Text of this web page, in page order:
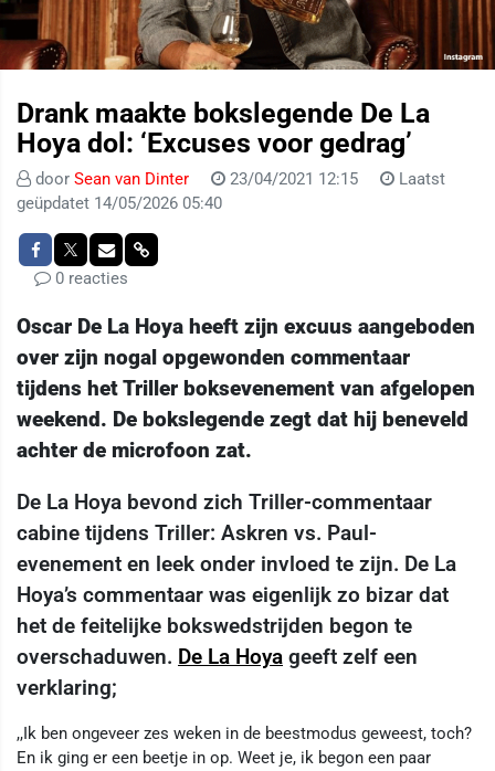
Drank maakte bokslegende De La
Hoya dol: ‘Excuses voor gedrag’
door Sean van Dinter 23/04/2021 12:15
Laatst
geüpdatet 14/05/2026 05:40
0 reacties
Oscar De La Hoya heeft zijn excuus aangeboden
over zijn nogal opgewonden commentaar
tijdens het Triller boksevenement van afgelopen
weekend. De bokslegende zegt dat hij beneveld
achter de microfoon zat.
De La Hoya bevond zich Triller-commentaar
cabine tijdens Triller: Askren vs. Paul-
evenement en leek onder invloed te zijn. De La
Hoya’s commentaar was eigenlijk zo bizar dat
het de feitelijke bokswedstrijden begon te
overschaduwen. De La Hoya geeft zelf een
verklaring;
,,Ik ben ongeveer zes weken in de beestmodus geweest, toch?
En ik ging er een beetje in op. Weet je, ik begon een paar